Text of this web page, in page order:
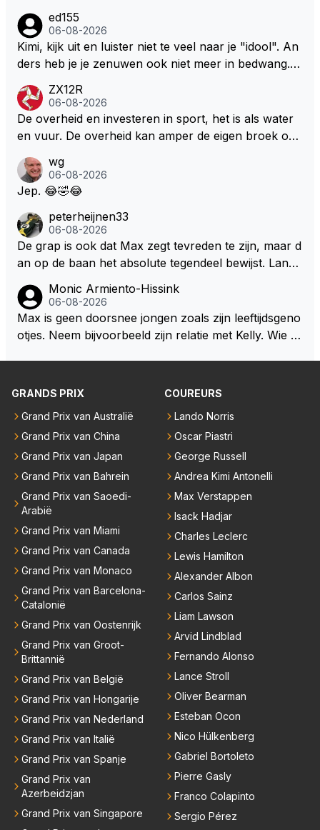
over dan kunnen ze hun eigen uitlaat gassen inade
men maar niet wetende was dat de F1 motor schone
r is dan een normale auto. Dus denk echt niet dat de
ters zullen steunen laat staan om een euro in het cir
cuit Zandvoort te steken
ed155
06-08-2026
Kimi, kijk uit en luister niet te veel naar je "idool". An
ders heb je je zenuwen ook niet meer in bedwang. Zi
Marquez/Jos ? Veel gezelliger
ZX12R
06-08-2026
De overheid en investeren in sport, het is als water
en vuur. De overheid kan amper de eigen broek oph
s. Je kunt de Staat het best vergelijken met de sherif
f van Nottinghem (Robin Hood) welk achter de bom
m/haar van zijn laatste zuurverdiende stuiver te ber
oven. De Staat heeft nooit ooit maar een stuiver in Z
andvoort willen investeren en dat zal ook nooit gebe
uren. Afdragen van BTW gelden en vergunningen bi
j dergelijke sportievefestiviteiten MOET je dan weer
wel afstaan, de parasiet.
wg
06-08-2026
Jep. 😂🤣😂
peterheijnen33
06-08-2026
De grap is ook dat Max zegt tevreden te zijn, maar d
an op de baan het absolute tegendeel bewijst. Lando
dan eigenlijk niet echt zien. ;)
Monic Armiento-Hissink
06-08-2026
Max is geen doorsnee jongen zoals zijn leeftijdsgeno
otjes. Neem bijvoorbeeld zijn relatie met Kelly. Wie g
alig RB-lid op de leeftijd van 23 jaar? Hij doet dingen
oon. Ieder jaar is er in Hongarije een uitje voor zijn t
eam. Op 28-jarige leeftijd is hij al eigenaar van een su
ccesvol raceteam. Hij is niet alleen speciaal in de aut
o maar ook daarbuiten.
GRANDS PRIX
Grand Prix van Australië
Grand Prix van China
Grand Prix van Japan
Grand Prix van Bahrein
Grand Prix van Saoedi-
Arabië
Grand Prix van Miami
Grand Prix van Canada
Grand Prix van Monaco
Grand Prix van Barcelona-
Catalonië
Grand Prix van Oostenrijk
Grand Prix van Groot-
Brittannië
Grand Prix van België
Grand Prix van Hongarije
Grand Prix van Nederland
Grand Prix van Italië
Grand Prix van Spanje
Grand Prix van
Azerbeidzjan
Grand Prix van Singapore
COUREURS
Lando Norris
Oscar Piastri
George Russell
Andrea Kimi Antonelli
Max Verstappen
Isack Hadjar
Charles Leclerc
Lewis Hamilton
Alexander Albon
Carlos Sainz
Liam Lawson
Arvid Lindblad
Fernando Alonso
Lance Stroll
Oliver Bearman
Esteban Ocon
Nico Hülkenberg
Gabriel Bortoleto
Pierre Gasly
Franco Colapinto
Sergio Pérez